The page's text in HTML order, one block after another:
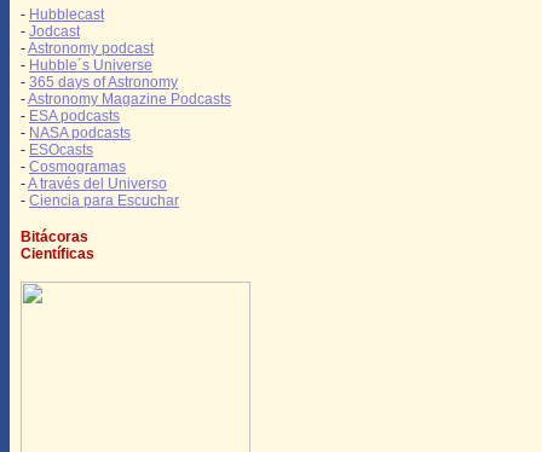
- Hubblecast
- Jodcast
-Astronomy podcast
- Hubble´s Universe
- 365 days of Astronomy
-Astronomy Magazine Podcasts
- ESA podcasts
- NASA podcasts
- ESOcasts
- Cosmogramas
-A través del Universo
- Ciencia para Escuchar
Bitácoras
Científicas